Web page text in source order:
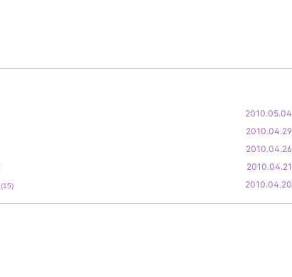
2010.05.04
2010.04.29
2010.04.26
2010.04.21
(15) 2010.04.20